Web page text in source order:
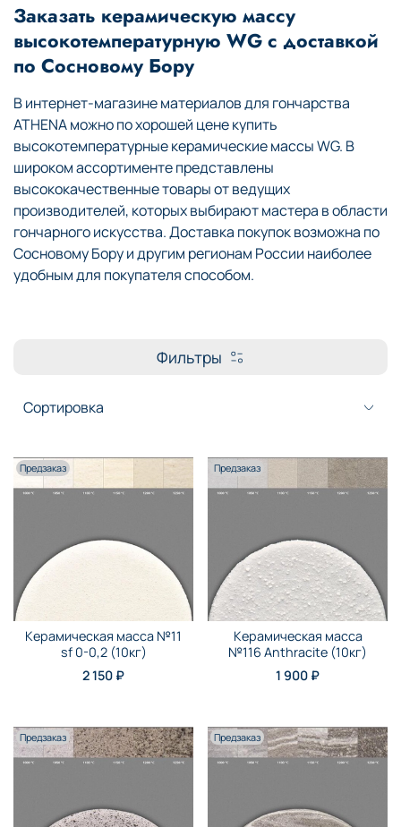
Заказать керамическую массу
высокотемпературную WG с доставкой
по Сосновому Бору
В интернет-магазине материалов для гончарства
ATHENA можно по хорошей цене купить
высокотемпературные керамические массы WG. В
широком ассортименте представлены
высококачественные товары от ведущих
производителей, которых выбирают мастера в области
гончарного искусства. Доставка покупок возможна по
Сосновому Бору и другим регионам России наиболее
удобным для покупателя способом.
Фильтры
Предзаказ
Керамическая масса №11
sf 0-0,2 (10кг)
2 150 ₽
Предзаказ
Керамическая масса
№116 Anthraсite (10кг)
1 900 ₽
Предзаказ Предзаказ